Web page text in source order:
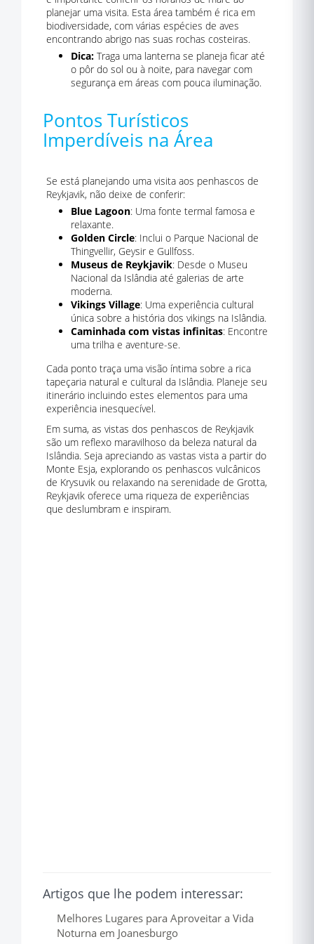
planejar uma visita. Esta área também é rica em
biodiversidade, com várias espécies de aves
encontrando abrigo nas suas rochas costeiras.
Dica: Traga uma lanterna se planeja ficar até
o pôr do sol ou à noite, para navegar com
segurança em áreas com pouca iluminação.
Pontos Turísticos
Imperdíveis na Área
Se está planejando uma visita aos penhascos de
Reykjavik, não deixe de conferir:
Blue Lagoon: Uma fonte termal famosa e
relaxante.
Golden Circle: Inclui o Parque Nacional de
Thingvellir, Geysir e Gullfoss.
Museus de Reykjavik: Desde o Museu
Nacional da Islândia até galerias de arte
moderna.
Vikings Village: Uma experiência cultural
única sobre a história dos vikings na Islândia.
Caminhada com vistas infinitas: Encontre
uma trilha e aventure-se.
Cada ponto traça uma visão íntima sobre a rica
tapeçaria natural e cultural da Islândia. Planeje seu
itinerário incluindo estes elementos para uma
experiência inesquecível.
Em suma, as vistas dos penhascos de Reykjavik
são um reflexo maravilhoso da beleza natural da
Islândia. Seja apreciando as vastas vista a partir do
Monte Esja, explorando os penhascos vulcânicos
de Krysuvik ou relaxando na serenidade de Grotta,
Reykjavik oferece uma riqueza de experiências
que deslumbram e inspiram.
Artigos que lhe podem interessar:
Melhores Lugares para Aproveitar a Vida
Noturna em Joanesburgo